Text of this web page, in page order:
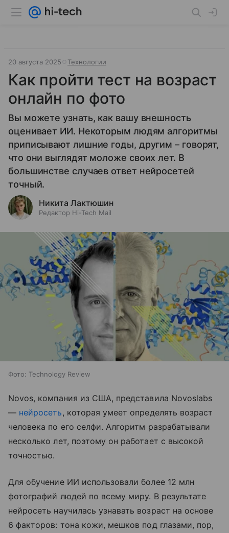
20 августа 2025 Технологии
Как пройти тест на возраст
онлайн по фото
Вы можете узнать, как вашу внешность
оценивает ИИ. Некоторым людям алгоритмы
приписывают лишние годы, другим – говорят,
что они выглядят моложе своих лет. В
большинстве случаев ответ нейросетей
точный.
Никита Лактюшин
Редактор Hi-Tech Mail
Фото: Technology Review
Novos, компания из США, представила Novoslabs
— нейросеть , которая умеет определять возраст
человека по его селфи. Алгоритм разрабатывали
несколько лет, поэтому он работает с высокой
точностью.
Для обучение ИИ использовали более 12 млн
фотографий людей по всему миру. В результате
нейросеть научилась узнавать возраст на основе
6 факторов: тона кожи, мешков под глазами, пор,